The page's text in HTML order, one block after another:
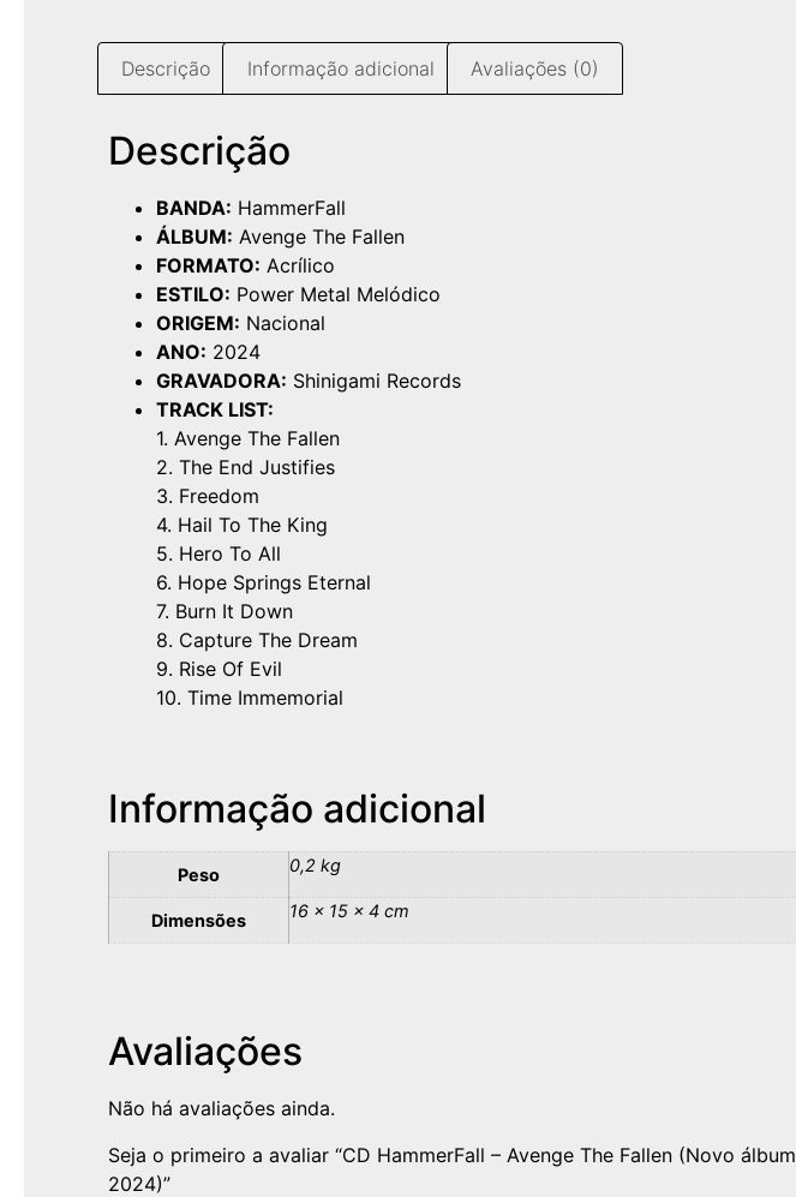
Descrição Informação adicional Avaliações (0)
Descrição
BANDA: HammerFall
ÁLBUM: Avenge The Fallen
FORMATO: Acrílico
ESTILO: Power Metal Melódico
ORIGEM: Nacional
ANO: 2024
GRAVADORA: Shinigami Records
TRACK LIST:
1. Avenge The Fallen
2. The End Justifies
3. Freedom
4. Hail To The King
5. Hero To All
6. Hope Springs Eternal
7. Burn It Down
8. Capture The Dream
9. Rise Of Evil
10. Time Immemorial
Informação adicional
Peso 0,2 kg
Dimensões 16 × 15 × 4 cm
Avaliações
Não há avaliações ainda.
Seja o primeiro a avaliar “CD HammerFall – Avenge The Fallen (Novo álbum
2024)”